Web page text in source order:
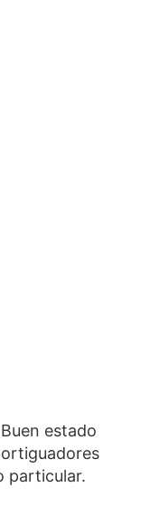
estado